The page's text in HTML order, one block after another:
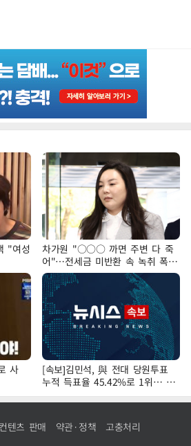
"여성
차가원 "○○○ 까면 주변 다 죽
어"…전세금 미반환 속 녹취 폭로
파장
사
[속보]김민석, 與 전대 당원투표
누적 득표율 45.42%로 1위… 정
청래 44.56%
텐츠 판매 약관·정책 고충처리